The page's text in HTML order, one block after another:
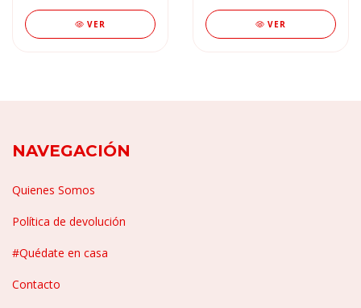
VER VER
NAVEGACIÓN
Quienes Somos
Política de devolución
#Quédate en casa
Contacto